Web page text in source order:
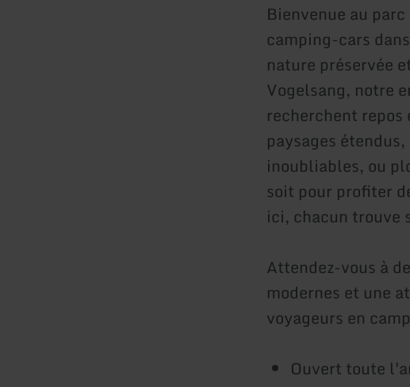
Bienvenue au
camping-cars
nature préservée
Vogelsang, notre
recherchent
paysages
inoubliables, ou
soit pour profiter
ici, chacun trouve
Attendez-vous à
modernes et une
voyageurs en
Ouvert toute